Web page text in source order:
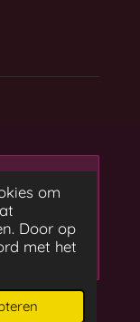
om
Door op
met het